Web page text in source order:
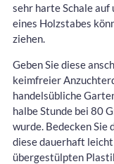
sehr harte Schale
eines Holzstabes
ziehen.
Geben Sie diese
keimfreier
handelsübliche
halbe Stunde bei 80
wurde. Bedecken Sie
diese dauerhaft
übergestülpten